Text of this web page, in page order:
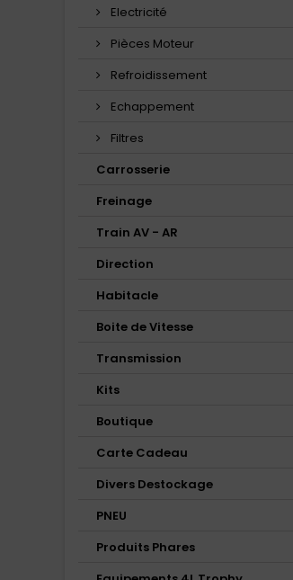
Electricité
Pièces Moteur
Refroidissement
Echappement
Filtres
Carrosserie
Freinage
Train AV - AR
Direction
Habitacle
Boite de Vitesse
Transmission
Kits
Boutique
Carte Cadeau
Divers Destockage
PNEU
Produits Phares